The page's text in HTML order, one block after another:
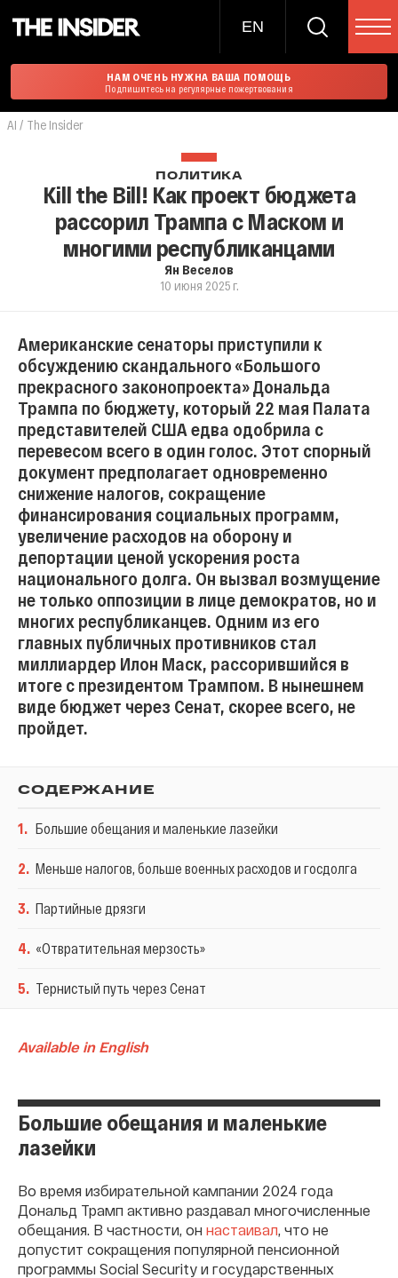
EN
НАМ ОЧЕНЬ НУЖНА ВАША ПОМОЩЬ
Подпишитесь на регулярные пожертвования
AI / The Insider
ПОЛИТИКА
Kill the Bill! Как проект бюджета
рассорил Трампа с Маском и
многими республиканцами
Ян Веселов
10 июня 2025 г.
Американские сенаторы приступили к
обсуждению скандального «Большого
прекрасного законопроекта» Дональда
Трампа по бюджету, который 22 мая Палата
представителей США едва одобрила с
перевесом всего в один голос. Этот спорный
документ предполагает одновременно
снижение налогов, сокращение
финансирования социальных программ,
увеличение расходов на оборону и
депортации ценой ускорения роста
национального долга. Он вызвал возмущение
не только оппозиции в лице демократов, но и
многих республиканцев. Одним из его
главных публичных противников стал
миллиардер Илон Маск, рассорившийся в
итоге с президентом Трампом. В нынешнем
виде бюджет через Сенат, скорее всего, не
пройдет.
СОДЕРЖАНИЕ
1. Большие обещания и маленькие лазейки
2. Меньше налогов, больше военных расходов и госдолга
3. Партийные дрязги
4. «Отвратительная мерзость»
5. Тернистый путь через Сенат
Available in English
Большие обещания и маленькие
лазейки
Во время избирательной кампании 2024 года
Дональд Трамп активно раздавал многочисленные
обещания. В частности, он настаивал, что не
допустит сокращения популярной пенсионной
программы Social Security и государственных